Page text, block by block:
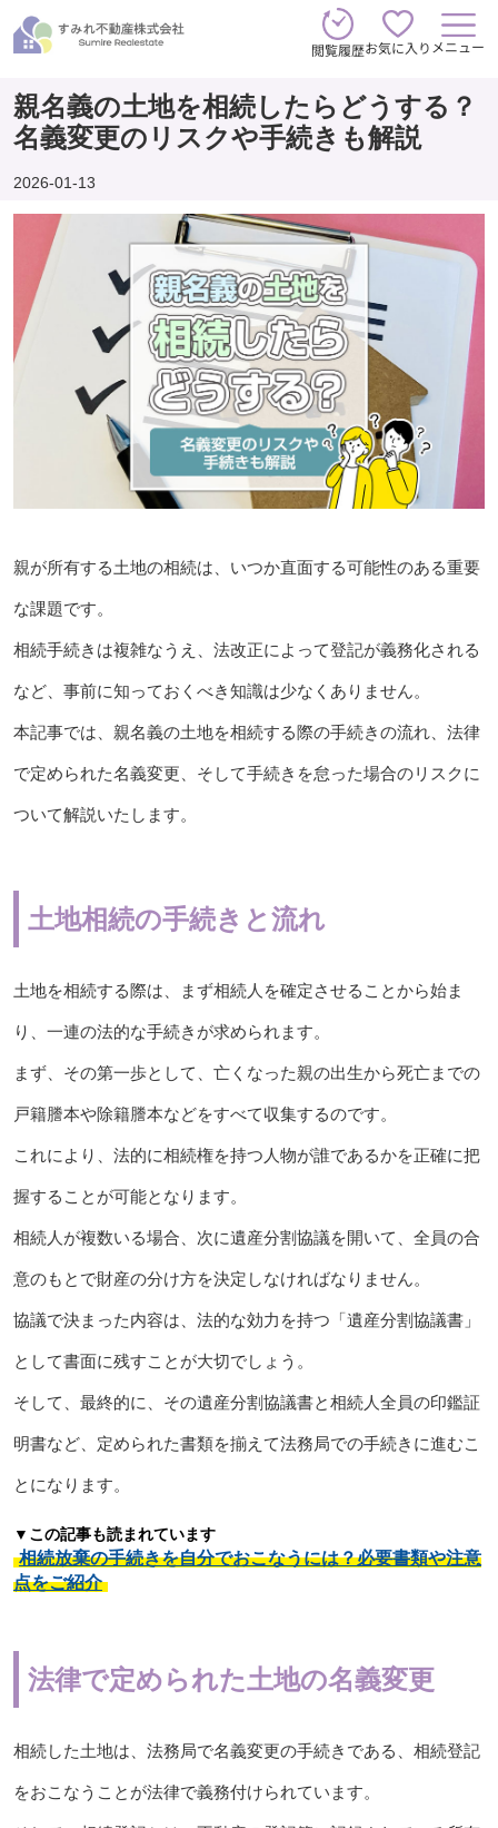
閲覧履歴お気に入り メニュー
親名義の土地を相続したらどうする？
名義変更のリスクや手続きも解説
2026-01-13
親が所有する土地の相続は、いつか直面する可能性のある重要
な課題です。
相続手続きは複雑なうえ、法改正によって登記が義務化される
など、事前に知っておくべき知識は少なくありません。
本記事では、親名義の土地を相続する際の手続きの流れ、法律
で定められた名義変更、そして手続きを怠った場合のリスクに
ついて解説いたします。
土地相続の手続きと流れ
土地を相続する際は、まず相続人を確定させることから始ま
り、一連の法的な手続きが求められます。
まず、その第一歩として、亡くなった親の出生から死亡までの
戸籍謄本や除籍謄本などをすべて収集するのです。
これにより、法的に相続権を持つ人物が誰であるかを正確に把
握することが可能となります。
相続人が複数いる場合、次に遺産分割協議を開いて、全員の合
意のもとで財産の分け方を決定しなければなりません。
協議で決まった内容は、法的な効力を持つ「遺産分割協議書」
として書面に残すことが大切でしょう。
そして、最終的に、その遺産分割協議書と相続人全員の印鑑証
明書など、定められた書類を揃えて法務局での手続きに進むこ
とになります。
▼この記事も読まれています
相続放棄の手続きを自分でおこなうには？必要書類や注意
点をご紹介
法律で定められた土地の名義変更
相続した土地は、法務局で名義変更の手続きである、相続登記
をおこなうことが法律で義務付けられています。